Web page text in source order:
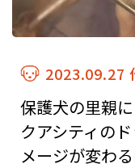
2023.09.27
保護犬の里親
クアシティの
メージが変わ